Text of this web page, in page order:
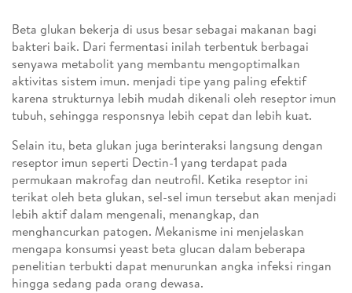
Beta glukan bekerja di usus besar sebagai makanan bagi
bakteri baik. Dari fermentasi inilah terbentuk berbagai
senyawa metabolit yang membantu mengoptimalkan
aktivitas sistem imun. menjadi tipe yang paling efektif
karena strukturnya lebih mudah dikenali oleh reseptor imun
tubuh, sehingga responsnya lebih cepat dan lebih kuat.
Selain itu, beta glukan juga berinteraksi langsung dengan
reseptor imun seperti Dectin-1 yang terdapat pada
permukaan makrofag dan neutrofil. Ketika reseptor ini
terikat oleh beta glukan, sel-sel imun tersebut akan menjadi
lebih aktif dalam mengenali, menangkap, dan
menghancurkan patogen. Mekanisme ini menjelaskan
mengapa konsumsi yeast beta glucan dalam beberapa
penelitian terbukti dapat menurunkan angka infeksi ringan
hingga sedang pada orang dewasa.